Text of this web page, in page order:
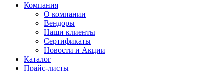
Компания
О компании
Вендоры
Наши клиенты
Сертификаты
Новости и Акции
Каталог
Прайс-листы